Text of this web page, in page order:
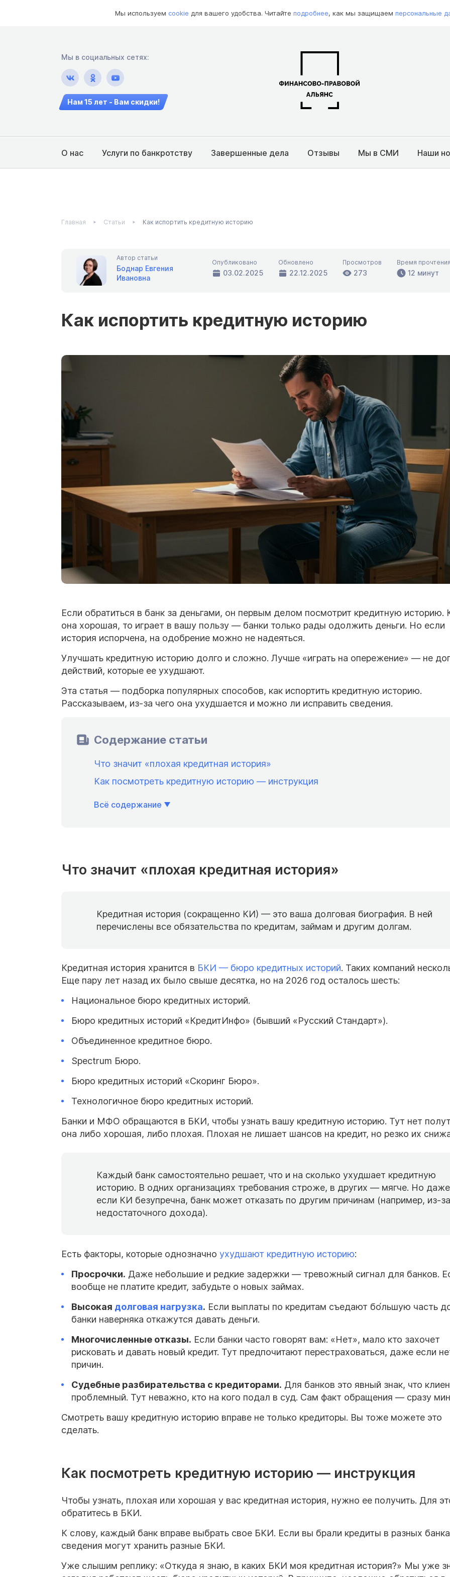
Мы используем cookie для вашего удобства. Читайте подробнее, как мы защищаем персональные
Мы в социальных сетях:
Нам 15 лет - Вам скидки!
О нас Услуги по банкротству Завершенные дела Отзывы Мы в СМИ Наши
Главная Статьи Как испортить кредитную историю
Автор статьи
Боднар Евгения
Ивановна
Опубликовано
03.02.2025
Обновлено
22.12.2025
Просмотров
273
Время прочтения
12 минут
Как испортить кредитную историю
Если обратиться в банк за деньгами, он первым делом посмотрит кредитную историю.
она хорошая, то играет в вашу пользу — банки только рады одолжить деньги. Но если
история испорчена, на одобрение можно не надеяться.
Улучшать кредитную историю долго и сложно. Лучше «играть на опережение» — не
действий, которые ее ухудшают.
Эта статья — подборка популярных способов, как испортить кредитную историю.
Рассказываем, из-за чего она ухудшается и можно ли исправить сведения.
Содержание статьи
Что значит «плохая кредитная история»
Как посмотреть кредитную историю — инструкция
Всё содержание
Что значит «плохая кредитная история»
Кредитная история (сокращенно КИ) — это ваша долговая биография. В ней
перечислены все обязательства по кредитам, займам и другим долгам.
Кредитная история хранится в БКИ — бюро кредитных историй. Таких компаний
Еще пару лет назад их было свыше десятка, но на 2026 год осталось шесть:
Национальное бюро кредитных историй.
Бюро кредитных историй «КредитИнфо» (бывший «Русский Стандарт»).
Объединенное кредитное бюро.
Spectrum Бюро.
Бюро кредитных историй «Скоринг Бюро».
Технологичное бюро кредитных историй.
Банки и МФО обращаются в БКИ, чтобы узнать вашу кредитную историю. Тут нет
она либо хорошая, либо плохая. Плохая не лишает шансов на кредит, но резко их
Каждый банк самостоятельно решает, что и на сколько ухудшает кредитную
историю. В одних организациях требования строже, в других — мягче. Но даже
если КИ безупречна, банк может отказать по другим причинам (например, из-за
недостаточного дохода).
Есть факторы, которые однозначно ухудшают кредитную историю:
Просрочки. Даже небольшие и редкие задержки — тревожный сигнал для банков.
вообще не платите кредит, забудьте о новых займах.
Высокая долговая нагрузка. Если выплаты по кредитам съедают бо́льшую часть
банки наверняка откажутся давать деньги.
Многочисленные отказы. Если банки часто говорят вам: «Нет», мало кто захочет
рисковать и давать новый кредит. Тут предпочитают перестраховаться, даже если
причин.
Судебные разбирательства с кредиторами. Для банков это явный знак, что
проблемный. Тут неважно, кто на кого подал в суд. Сам факт обращения — сразу
Смотреть вашу кредитную историю вправе не только кредиторы. Вы тоже можете это
сделать.
Как посмотреть кредитную историю — инструкция
Чтобы узнать, плохая или хорошая у вас кредитная история, нужно ее получить. Для
обратитесь в БКИ.
К слову, каждый банк вправе выбрать свое БКИ. Если вы брали кредиты в разных
сведения могут хранить разные БКИ.
Уже слышим реплику: «Откуда я знаю, в каких БКИ моя кредитная история?» Мы уже